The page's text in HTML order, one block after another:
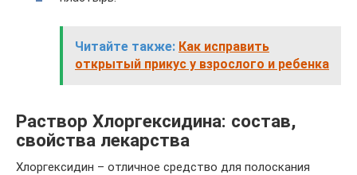
Читайте также: Как исправить
открытый прикус у взрослого и ребенка
Раствор Хлоргексидина: состав,
свойства лекарства
Хлоргексидин – отличное средство для полоскания